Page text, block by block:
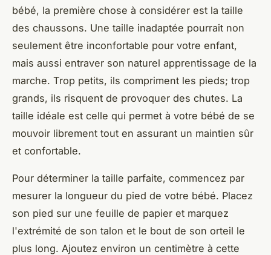
bébé, la première chose à considérer est la taille
des chaussons. Une taille inadaptée pourrait non
seulement être inconfortable pour votre enfant,
mais aussi entraver son naturel apprentissage de la
marche. Trop petits, ils compriment les pieds; trop
grands, ils risquent de provoquer des chutes. La
taille idéale est celle qui permet à votre bébé de se
mouvoir librement tout en assurant un maintien sûr
et confortable.
Pour déterminer la taille parfaite, commencez par
mesurer la longueur du pied de votre bébé. Placez
son pied sur une feuille de papier et marquez
l'extrémité de son talon et le bout de son orteil le
plus long. Ajoutez environ un centimètre à cette